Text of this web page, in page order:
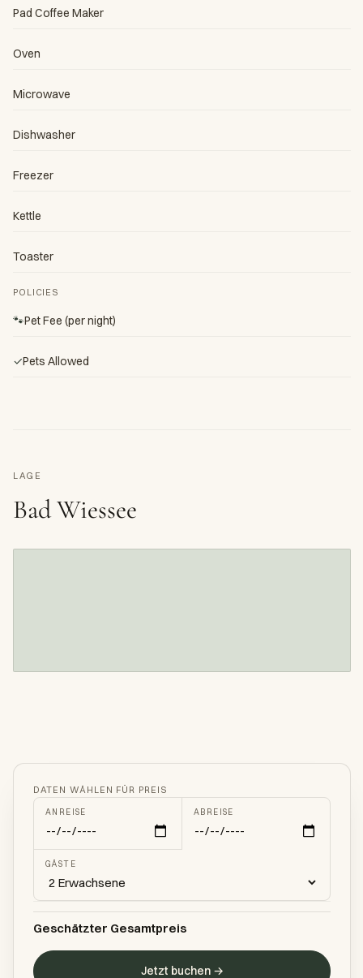
Pad Coffee Maker
Oven
Microwave
Dishwasher
Freezer
Kettle
Toaster
POLICIES
🐾Pet Fee (per night)
✓Pets Allowed
LAGE
Bad Wiessee
DATEN WÄHLEN FÜR PREIS
ANREISE ABREISE
GÄSTE
Geschätzter Gesamtpreis
Jetzt buchen →